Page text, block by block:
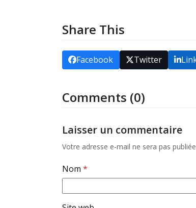
Share This
Facebook Twitter
Comments (0)
Laisser un commentaire
Votre adresse e-mail ne sera pas
Nom *